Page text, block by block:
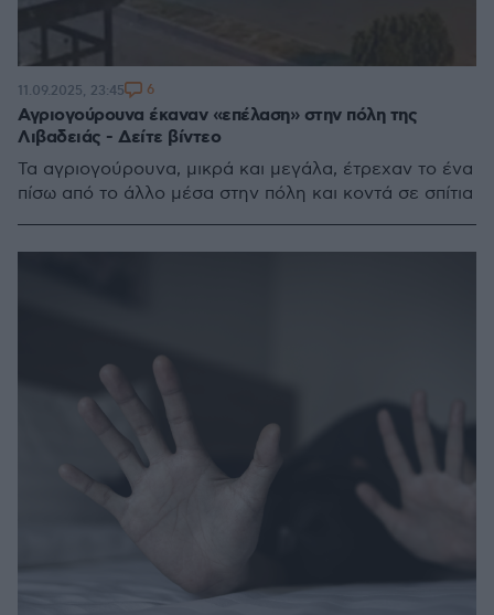
Αγριογούρουνα έκαναν «επέλαση» στην πόλη της
Λιβαδειάς - Δείτε βίντεο
Τα αγριογούρουνα, μικρά και μεγάλα, έτρεχαν το ένα
πίσω από το άλλο μέσα στην πόλη και κοντά σε σπίτια
11.09.2025, 23:45 6